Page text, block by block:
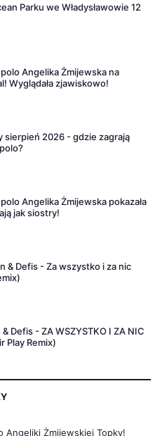
Parku we Władysławowie 12
Angelika Żmijewska na
Wyglądała zjawiskowo!
sierpień 2026 - gdzie zagrają
Angelika Żmijewska pokazała
jak siostry!
& Defis - Za wszystko i za nic
& Defis - ZA WSZYSTKO I ZA NIC
Play Remix)
Angeliki Żmijewskiej Topky!